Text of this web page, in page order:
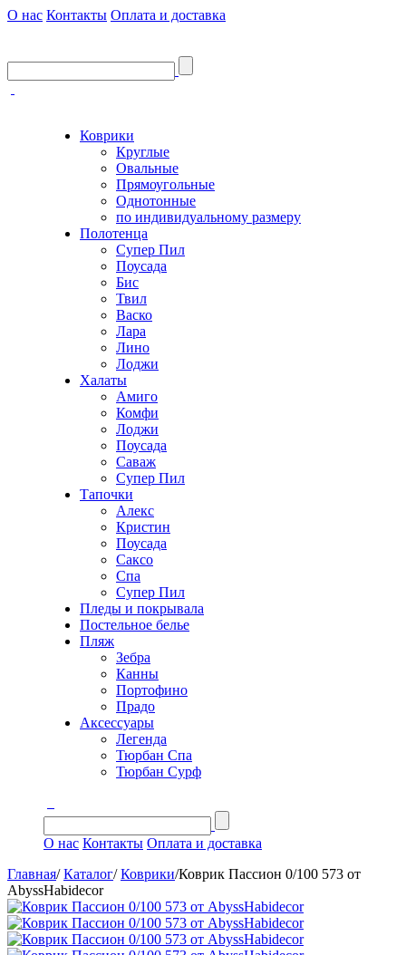
О нас Контакты Оплата и доставка
Коврики
Круглые
Овальные
Прямоугольные
Однотонные
по индивидуальному размеру
Полотенца
Супер Пил
Поусада
Бис
Твил
Васко
Лара
Лино
Лоджи
Халаты
Амиго
Комфи
Лоджи
Поусада
Саваж
Супер Пил
Тапочки
Алекс
Кристин
Поусада
Саксо
Спа
Супер Пил
Пледы и покрывала
Постельное белье
Пляж
Зебра
Канны
Портофино
Прадо
Аксессуары
Легенда
Тюрбан Спа
Тюрбан Сурф
О нас Контакты Оплата и доставка
Главная/ Каталог/ Коврики/Коврик Пассион 0/100 573 от
AbyssHabidecor